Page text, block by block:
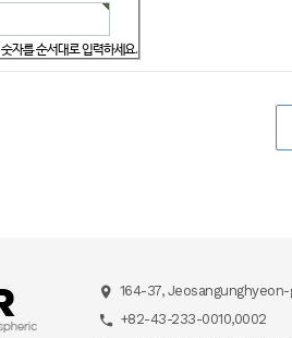
자를 순서대로 입력하세요.
164-37,
+82-43-233-0010,0002